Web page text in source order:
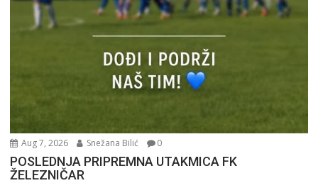
Aug 7, 2026 Snežana Bilić 0
POSLEDNJA PRIPREMNA UTAKMICA FK
ŽELEZNIČAR